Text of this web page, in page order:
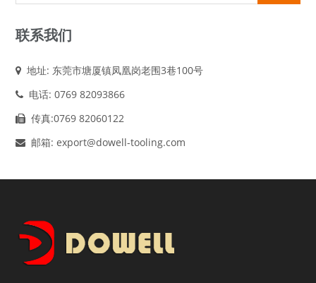
联系我们
地址: 东莞市塘厦镇凤凰岗老围3巷100号
电话: 0769 82093866
传真:0769 82060122
邮箱: export@dowell-tooling.com